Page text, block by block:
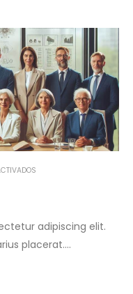
adipiscing elit.
placerat....